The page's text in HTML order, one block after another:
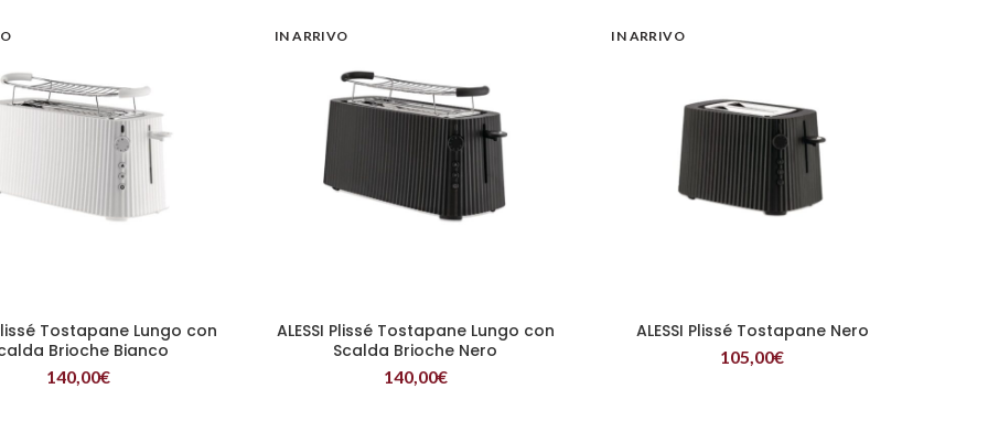
LEGGI TUTTO
Tostapane Lungo con
Brioche Bianco
140,00€
IN ARRIVO
LEGGI TUTTO
ALESSI Plissé Tostapane Lungo con
Scalda Brioche Nero
140,00€
IN ARRIVO
LEGGI TUTTO
ALESSI Plissé Tostapane Nero
105,00€